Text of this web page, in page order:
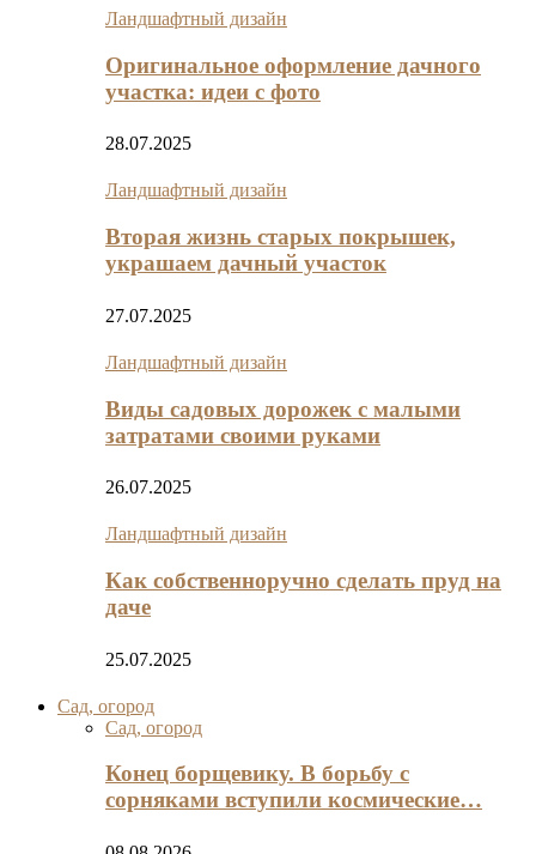
Ландшафтный дизайн
Оригинальное оформление дачного
участка: идеи с фото
28.07.2025
Ландшафтный дизайн
Вторая жизнь старых покрышек,
украшаем дачный участок
27.07.2025
Ландшафтный дизайн
Виды садовых дорожек с малыми
затратами своими руками
26.07.2025
Ландшафтный дизайн
Как собственноручно сделать пруд на
даче
25.07.2025
Сад, огород
Сад, огород
Конец борщевику. В борьбу с
сорняками вступили космические…